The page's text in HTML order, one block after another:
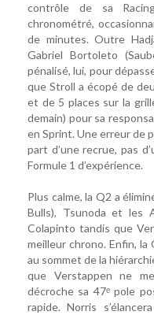
contrôle de sa
chronométré,
de minutes. Outre
Gabriel Bortoleto
pénalisé, lui, pour
que Stroll a écopé de
et de 5 places sur la
demain) pour sa
en Sprint. Une erreur de
part d’une recrue, pas
Formule 1 d’expérience.
Plus calme, la Q2 a
Bulls), Tsunoda et les
Colapinto tandis que
meilleur chrono. Enfin,
au sommet de la
que Verstappen ne
décroche sa 47ᵉ pole
rapide. Norris